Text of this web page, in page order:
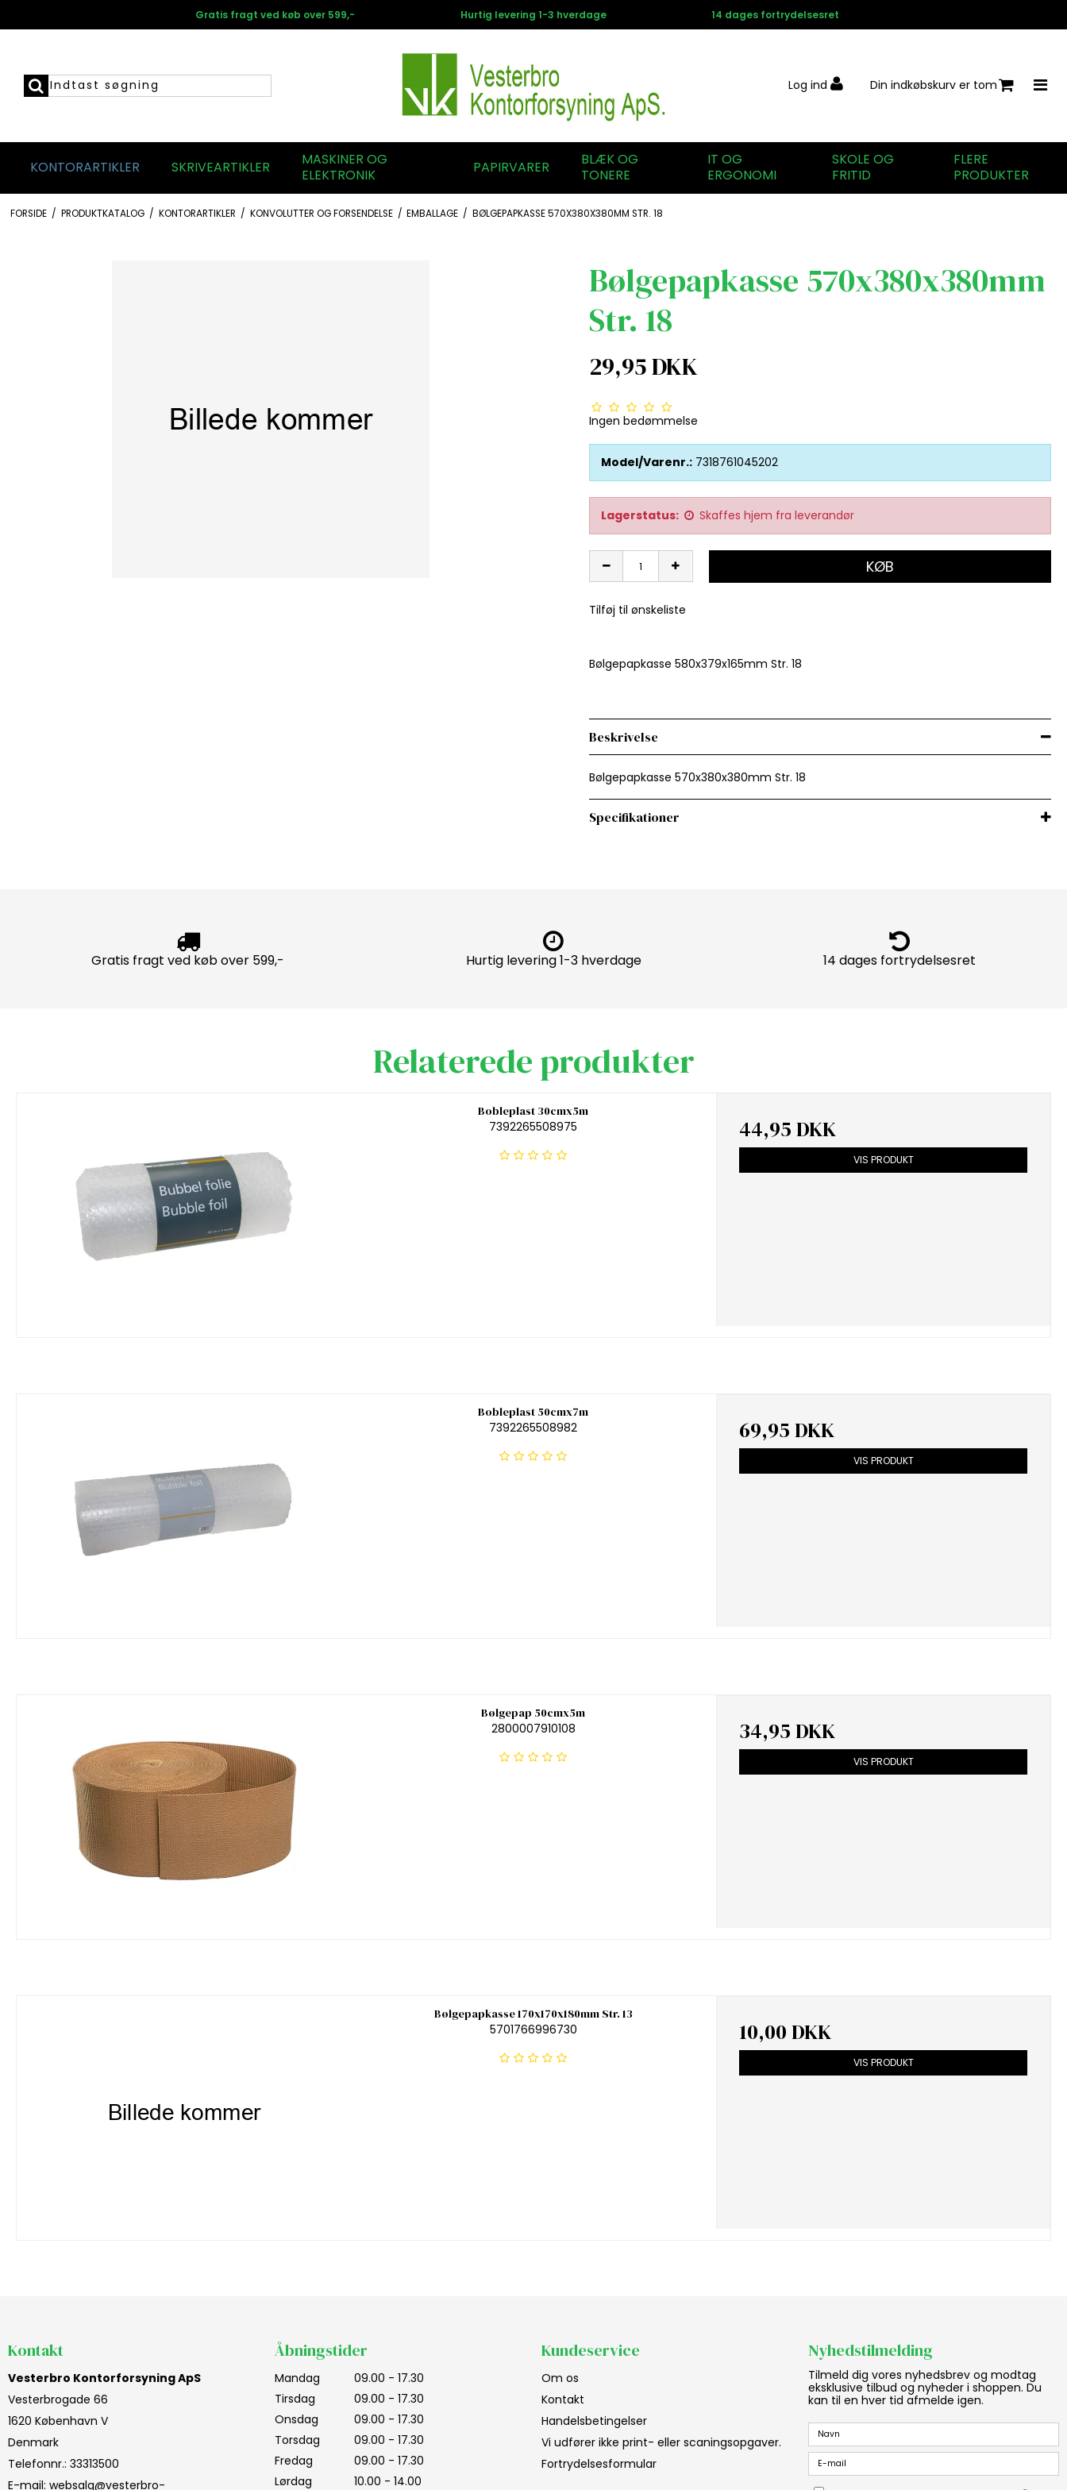
Gratis fragt ved køb over 599,- Hurtig levering 1-3 hverdage 14 dages fortrydelsesret
Log ind Din indkøbskurv er tom
KONTORARTIKLER SKRIVEARTIKLER
MASKINER OG
ELEKTRONIK
PAPIRVARER
BLÆK OG
TONERE
IT OG
ERGONOMI
SKOLE OG
FRITID
FLERE
PRODUKTER
FORSIDE / PRODUKTKATALOG / KONTORARTIKLER / KONVOLUTTER OG FORSENDELSE / EMBALLAGE / BØLGEPAPKASSE 570X380X380MM STR. 18
Bølgepapkasse 570x380x380mm
Str. 18
29,95 DKK
Ingen bedømmelse
Model/Varenr.: 7318761045202
Lagerstatus: Skaffes hjem fra leverandør
KØB
Tilføj til ønskeliste
Bølgepapkasse 580x379x165mm Str. 18
Beskrivelse
Bølgepapkasse 570x380x380mm Str. 18
Specifikationer
Gratis fragt ved køb over 599,- Hurtig levering 1-3 hverdage 14 dages fortrydelsesret
Relaterede produkter
Bobleplast 30cmx5m
7392265508975
44,95 DKK
VIS PRODUKT
Bobleplast 50cmx7m
7392265508982
69,95 DKK
VIS PRODUKT
Bølgepap 50cmx5m
2800007910108
34,95 DKK
VIS PRODUKT
Bølgepapkasse 170x170x180mm Str. 13
5701766996730
10,00 DKK
VIS PRODUKT
Kontakt
Vesterbro Kontorforsyning ApS
Vesterbrogade 66
1620 København V
Denmark
Telefonnr.: 33313500
E-mail: websalg@vesterbro-
Åbningstider
Mandag
09.00 - 17.30
Tirsdag
09.00 - 17.30
Onsdag
09.00 - 17.30
Torsdag
09.00 - 17.30
Fredag
09.00 - 17.30
Lørdag
10.00 - 14.00
Kundeservice
Om os
Kontakt
Handelsbetingelser
Vi udfører ikke print- eller scaningsopgaver.
Fortrydelsesformular
Nyhedstilmelding
Tilmeld dig vores nyhedsbrev og modtag
eksklusive tilbud og nyheder i shoppen. Du
kan til en hver tid afmelde igen.